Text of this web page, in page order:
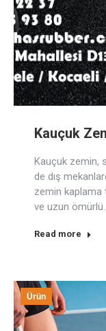
Kauçuk
Kauçuk zemin,
de dış
zemin kaplama
ve uzun
Read more
Ürün